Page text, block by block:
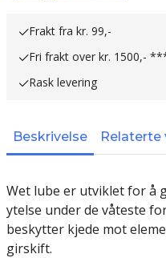
Frakt fra kr. 99,-
Fri frakt over kr. 1500,-
Rask levering
Beskrivelse Relaterte
Wet lube er utviklet for å
ytelse under de våteste
beskytter kjede mot
girskift.